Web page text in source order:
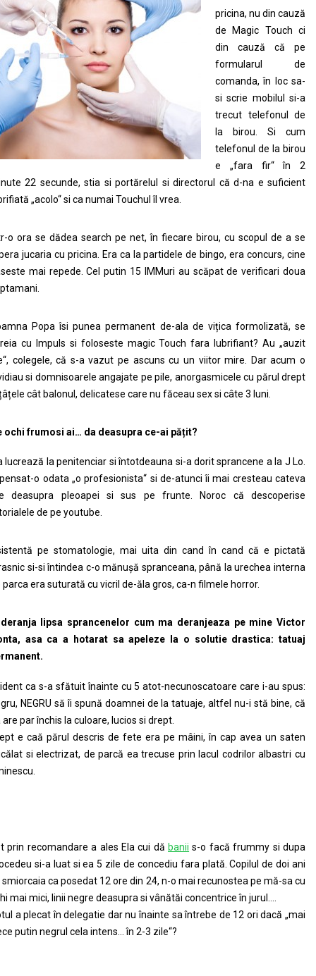
pricina, nu din cauză
de Magic Touch ci
din cauză că pe
formularul de
comanda, în loc sa-
si scrie mobilul si-a
trecut telefonul de
la birou. Si cum
telefonul de la birou
e „fara fir“ în 2
22 secunde, stia si portărelul si directorul că d-na e suficient
„acolo“ si ca numai Touchul îl vrea.
o ora se dădea search pe net, în fiecare birou, cu scopul de a se
jucaria cu pricina. Era ca la partidele de bingo, era concurs, cine
mai repede. Cel putin 15 IMMuri au scăpat de verificari doua
Popa îsi punea permanent de-ala de vițica formolizată, se
cu Impuls si foloseste magic Touch fara lubrifiant? Au „auzit
colegele, că s-a vazut pe ascuns cu un viitor mire. Dar acum o
si domnisoarele angajate pe pile, anorgasmicele cu părul drept
cât balonul, delicatese care nu făceau sex si câte 3 luni.
ochi frumosi ai… da deasupra ce-ai pățit?
lucrează la penitenciar si întotdeauna si-a dorit sprancene a la J Lo.
o odata „o profesionista“ si de-atunci îi mai cresteau cateva
deasupra pleoapei si sus pe frunte. Noroc că descoperise
de pe youtube.
pe stomatologie, mai uita din cand în cand că e pictată
si-si întindea c-o mănușă spranceana, până la urechea interna
parca era suturată cu vicril de-ăla gros, ca-n filmele horror.
lipsa sprancenelor cum ma deranjeaza pe mine Victor
asa ca a hotarat sa apeleze la o solutie drastica: tatuaj
ca s-a sfătuit înainte cu 5 atot-necunoscatoare care i-au spus:
NEGRU să îi spună doamnei de la tatuaje, altfel nu-i stă bine, că
are par închis la culoare, lucios si drept.
e caă părul descris de fete era pe mâini, în cap avea un saten
si electrizat, de parcă ea trecuse prin lacul codrilor albastri cu
prin recomandare a ales Ela cui dă banii s-o facă frummy si dupa
si-a luat si ea 5 zile de concediu fara plată. Copilul de doi ani
smiorcaia ca posedat 12 ore din 24, n-o mai recunostea pe mă-sa cu
mai mici, linii negre deasupra si vânătăi concentrice în jurul….
a plecat în delegatie dar nu înainte sa întrebe de 12 ori dacă „mai
putin negrul cela intens… în 2-3 zile“?